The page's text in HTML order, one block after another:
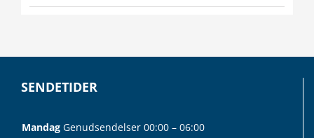
SENDETIDER
Mandag Genudsendelser 00:00 – 06:00